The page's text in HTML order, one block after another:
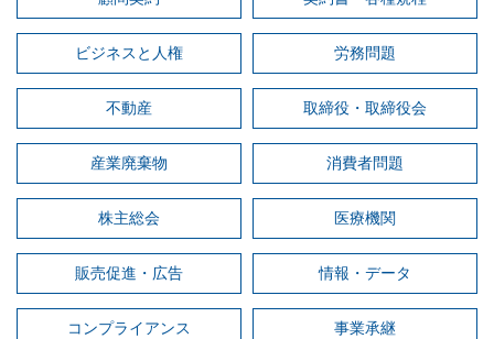
ビジネスと人権 労務問題
不動産 取締役・取締役会
産業廃棄物 消費者問題
株主総会 医療機関
販売促進・広告 情報・データ
コンプライアンス 事業承継